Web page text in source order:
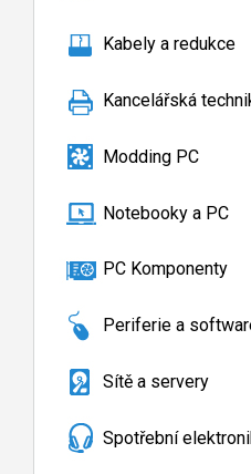
Kabely a redukce
Kancelářská
Modding PC
Notebooky a PC
PC Komponenty
Periferie a
Sítě a servery
Spotřební